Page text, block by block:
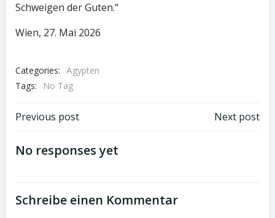
Schweigen der Guten.“
Wien, 27. Mai 2026
Categories: Ägypten
Tags:
No Tag
Post
navigation
Previous post Next post
No responses yet
Schreibe einen Kommentar